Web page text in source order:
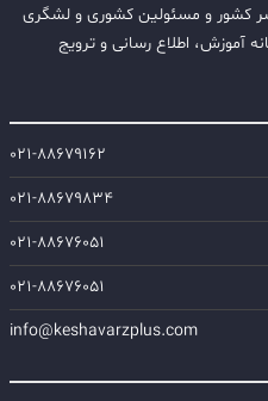
کشور و مسئولین کشوری و لشگری
آموزش، اطلاع رسانی و ترویج
۰۲۱-۸۸۶۷۹۱۶۲
۰۲۱-۸۸۶۷۹۸۳۴
۰۲۱-۸۸۶۷۶۰۵۱
۰۲۱-۸۸۶۷۶۰۵۱
info@keshavarzplus.com